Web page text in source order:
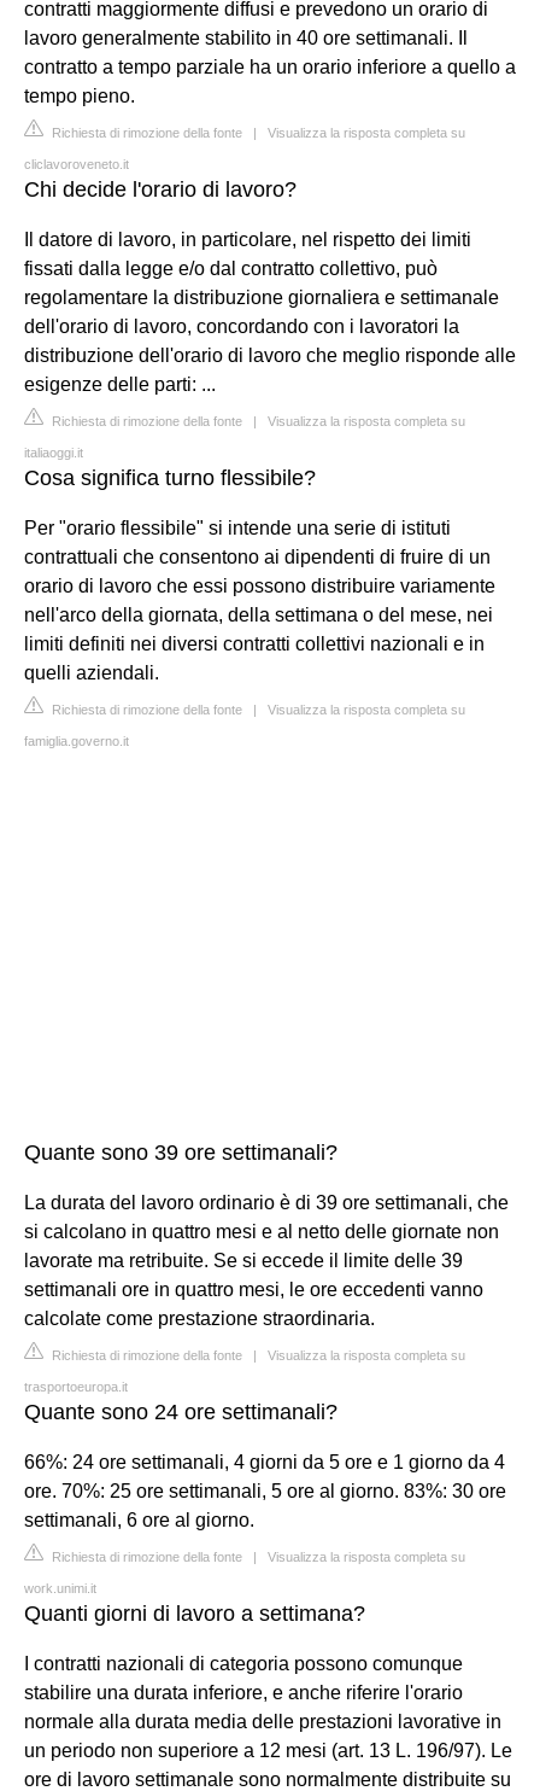
contratti maggiormente diffusi e prevedono un orario di
lavoro generalmente stabilito in 40 ore settimanali. Il
contratto a tempo parziale ha un orario inferiore a quello a
tempo pieno.
Richiesta di rimozione della fonte | Visualizza la risposta completa su
cliclavoroveneto.it
Chi decide l'orario di lavoro?
Il datore di lavoro, in particolare, nel rispetto dei limiti
fissati dalla legge e/o dal contratto collettivo, può
regolamentare la distribuzione giornaliera e settimanale
dell'orario di lavoro, concordando con i lavoratori la
distribuzione dell'orario di lavoro che meglio risponde alle
esigenze delle parti: ...
Richiesta di rimozione della fonte | Visualizza la risposta completa su
italiaoggi.it
Cosa significa turno flessibile?
Per "orario flessibile" si intende una serie di istituti
contrattuali che consentono ai dipendenti di fruire di un
orario di lavoro che essi possono distribuire variamente
nell'arco della giornata, della settimana o del mese, nei
limiti definiti nei diversi contratti collettivi nazionali e in
quelli aziendali.
Richiesta di rimozione della fonte | Visualizza la risposta completa su
famiglia.governo.it
Quante sono 39 ore settimanali?
La durata del lavoro ordinario è di 39 ore settimanali, che
si calcolano in quattro mesi e al netto delle giornate non
lavorate ma retribuite. Se si eccede il limite delle 39
settimanali ore in quattro mesi, le ore eccedenti vanno
calcolate come prestazione straordinaria.
Richiesta di rimozione della fonte | Visualizza la risposta completa su
trasportoeuropa.it
Quante sono 24 ore settimanali?
66%: 24 ore settimanali, 4 giorni da 5 ore e 1 giorno da 4
ore. 70%: 25 ore settimanali, 5 ore al giorno. 83%: 30 ore
settimanali, 6 ore al giorno.
Richiesta di rimozione della fonte | Visualizza la risposta completa su
work.unimi.it
Quanti giorni di lavoro a settimana?
I contratti nazionali di categoria possono comunque
stabilire una durata inferiore, e anche riferire l'orario
normale alla durata media delle prestazioni lavorative in
un periodo non superiore a 12 mesi (art. 13 L. 196/97). Le
ore di lavoro settimanale sono normalmente distribuite su